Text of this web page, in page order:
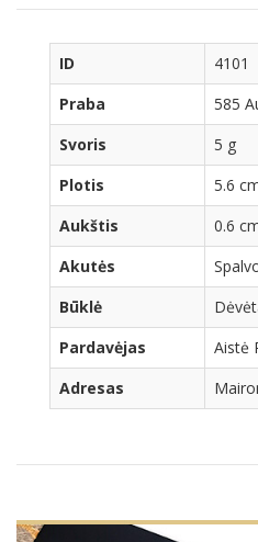
ID
4101
Praba
585
Svoris
5 g
Plotis
5.6
Aukštis
0.6
Akutės
Būklė
Pardavėjas
Aistė
Adresas